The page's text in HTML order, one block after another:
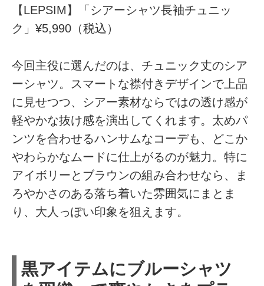
【LEPSIM】「シアーシャツ長袖チュニッ
ク」¥5,990（税込）
今回主役に選んだのは、チュニック丈のシア
ーシャツ。スマートな襟付きデザインで上品
に見せつつ、シアー素材ならではの透け感が
軽やかな抜け感を演出してくれます。太めパ
ンツを合わせるハンサムなコーデも、どこか
やわらかなムードに仕上がるのが魅力。特に
アイボリーとブラウンの組み合わせなら、ま
ろやかさのある落ち着いた雰囲気にまとま
り、大人っぽい印象を狙えます。
黒アイテムにブルーシャツ